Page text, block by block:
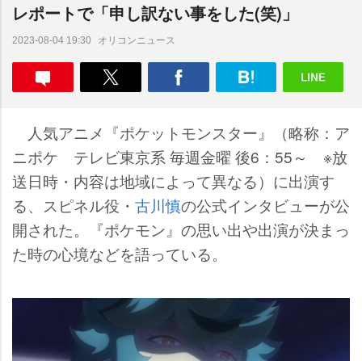
レポートで「申し訳ない事をした(笑)」
2023-08-04 19:30 オリコンニュース
人気アニメ『ポケットモンスター』（略称：ア
ニポケ テレビ東京系 毎週金曜 後6：55～ ※放
送日時・内容は地域によって異なる）に出演す
る、スピネル役・ 古川慎の公式インタビューが公
開された。『ポケモン』の思い出や出演が決まっ
た時の心境などを語っている。